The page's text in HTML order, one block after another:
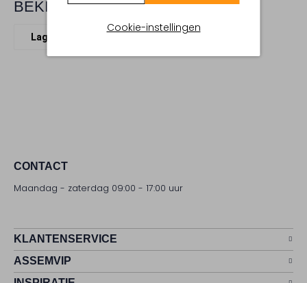
Cookie-instellingen
BEKIJK MEER
Lage sneakers
CONTACT
Maandag - zaterdag 09:00 - 17:00 uur
KLANTENSERVICE
ASSEMVIP